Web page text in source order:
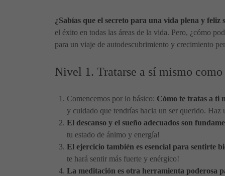
¿Sabías que el secreto para una vida plena y feliz
el éxito en todas las áreas de la vida. Pero, ¿cómo
para un viaje de autodescubrimiento y crecimiento
Nivel 1. Tratarse a sí mismo
Comencemos por lo básico: Cómo te tratas a ti
y cuidado que tendrías hacia un ser querido. Haz
El descanso y el sueño adecuados son
tu estado de ánimo y energía!
El ejercicio también es esencial para sentirte
te hará sentir más fuerte y enérgico!
La meditación es otra herramienta poderosa